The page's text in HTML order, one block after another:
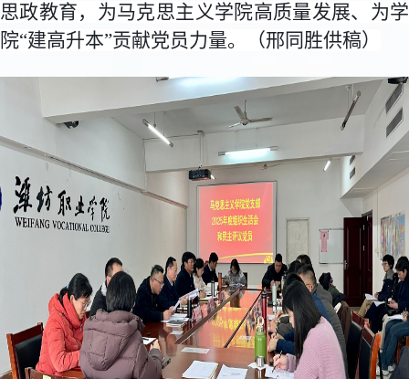
思政教育，为马克思主义学院高质量发展、为学
院“建高升本”贡献党员力量。（邢同胜供稿）